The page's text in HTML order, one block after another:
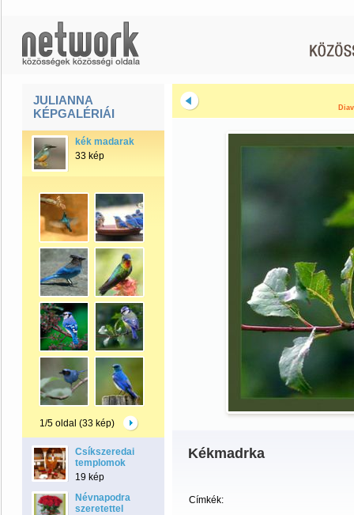
JULIANNA
KÉPGALÉRIÁI
kék madarak
33 kép
1/5 oldal (33 kép)
Csíkszeredai
templomok
19 kép
Névnapodra
szeretettel
Kékmadrka
Címkék: